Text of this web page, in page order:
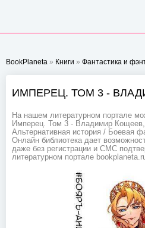
BookPlaneta » Книги » Фантастика и
ИМПЕРЕЦ. ТОМ 3 -
На нашем литературном портале
Имперец. Том 3 - Владимир
Альтернативная история / Боевая
Онлайн библиотека дает
даже без регистрации и СМС
литературном портале